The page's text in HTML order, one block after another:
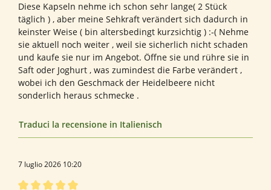
Diese Kapseln nehme ich schon sehr lange( 2 Stück
täglich ) , aber meine Sehkraft verändert sich dadurch in
keinster Weise ( bin altersbedingt kurzsichtig ) :-( Nehme
sie aktuell noch weiter , weil sie sicherlich nicht schaden
und kaufe sie nur im Angebot. Öffne sie und rühre sie in
Saft oder Joghurt , was zumindest die Farbe verändert ,
wobei ich den Geschmack der Heidelbeere nicht
sonderlich heraus schmecke .
Traduci la recensione in Italienisch
7 luglio 2026 10:20